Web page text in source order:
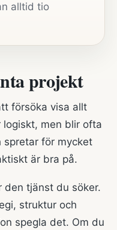
alltid tio
projekt
försöka visa allt
men blir ofta
för mycket
är bra på.
den tjänst du söker.
struktur och
spegla det. Om du